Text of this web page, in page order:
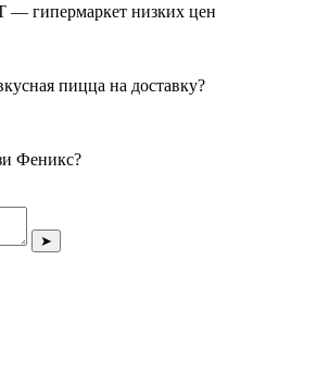
гипермаркет низких цен
пицца на доставку?
Феникс?
➤